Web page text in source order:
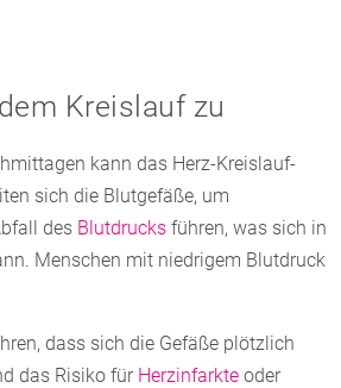
Kreislauf zu
kann das Herz-Kreislauf-
sich die Blutgefäße, um
des Blutdrucksführen, was sich in
Menschen mit niedrigem Blutdruck
dass sich die Gefäße plötzlich
das Risiko für Herzinfarkteoder